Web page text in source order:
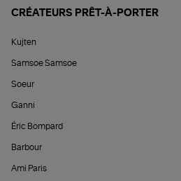
CRÉATEURS PRÊT-À-PORTER
Kujten
Samsoe Samsoe
Soeur
Ganni
Éric Bompard
Barbour
Ami Paris